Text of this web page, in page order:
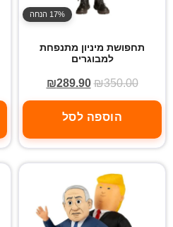
17% הנחה
תחפושת מיניון מתנפחת
למבוגרים
₪350.00
₪289.90
הוספה לסל